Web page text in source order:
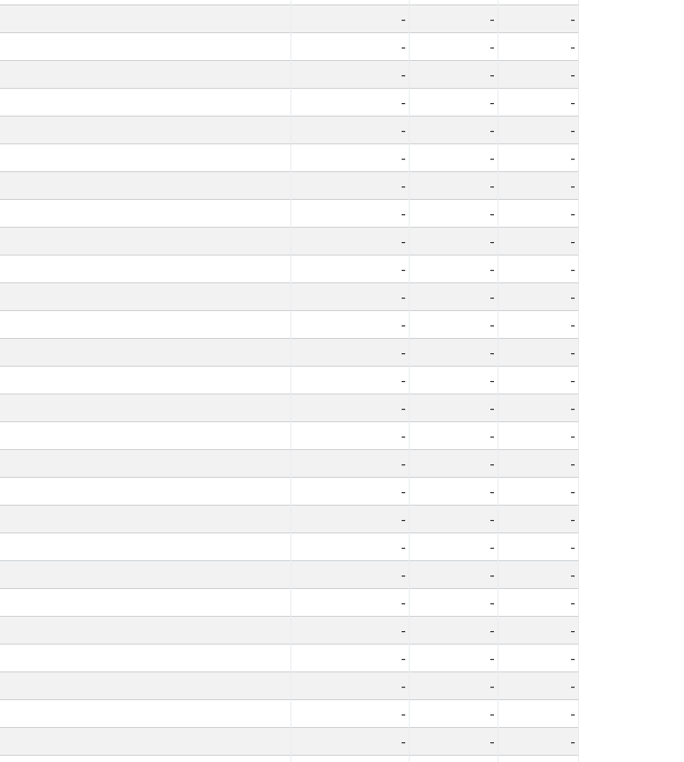
- -
-
- -
-
- -
-
- -
-
- -
-
- -
-
- -
-
- -
-
- -
-
- -
-
- -
-
- -
-
- -
-
- -
-
- -
-
- -
-
- -
-
- -
-
- -
-
- -
-
- -
-
- -
-
- -
-
- -
-
- -
-
- -
-
- -
-